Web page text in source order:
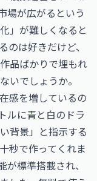
場が広がるという
」が難しくなると
のは好きだけど、
品ばかりで埋もれ
いでしょうか。
感を増しているの
ルに青と白のドラ
背景」と指示する
秒で作ってくれま
標準搭載され、